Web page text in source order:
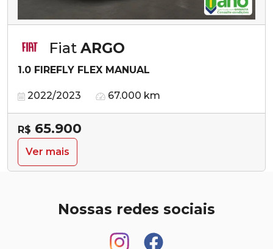
Fiat ARGO
1.0 FIREFLY FLEX MANUAL
2022/2023 67.000 km
R$ 65.900
Ver mais
Nossas redes sociais